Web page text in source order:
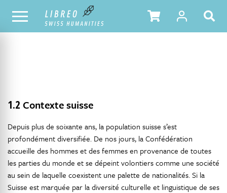
NOTRE CATALOGUE TABLE DES MATIÈRES
1.2 Contexte suisse
Depuis plus de soixante ans, la population suisse s’est
profondément diversifiée. De nos jours, la Confédération
accueille des hommes et des femmes en provenance de toutes
les parties du monde et se dépeint volontiers comme une société
au sein de laquelle coexistent une palette de nationalités. Si la
Suisse est marquée par la diversité culturelle et linguistique de ses